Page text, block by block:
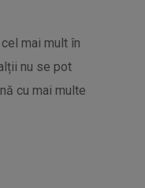
mai mult în
nu se pot
cu mai multe